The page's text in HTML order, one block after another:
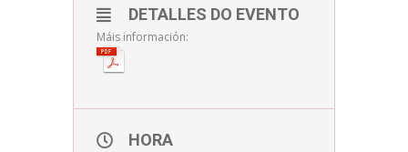
DETALLES DO EVENTO
Máis información:
HORA